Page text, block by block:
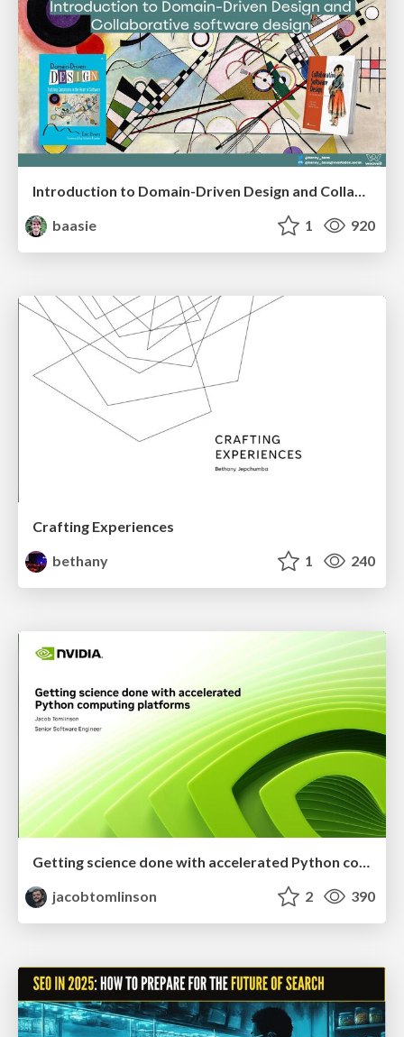
baasie
1 920
Crafting Experiences
bethany
1 240
Getting science done with accelerated Python computing platforms
jacobtomlinson
2 390